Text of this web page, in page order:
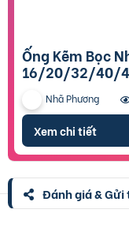
Ống Kẽm Bọc Nhựa Phi
16/20/32/40/
Nhã Phương
Xem chi tiết
Đánh giá & Gửi